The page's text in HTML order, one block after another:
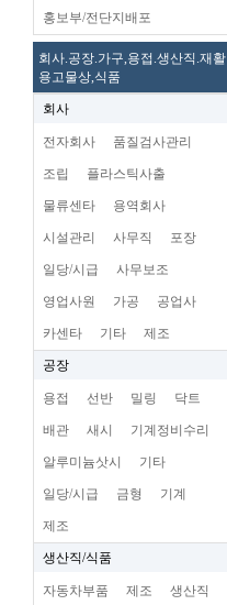
홍보부/전단지배포
회사.공장.가구,용접.생산직.재활
용고물상,식품
회사
전자회사 품질검사관리
조립 플라스틱사출
물류센타 용역회사
시설관리 사무직 포장
일당/시급 사무보조
영업사원 가공 공업사
카센타 기타 제조
공장
용접 선반 밀링 닥트
배관 새시 기계정비수리
알루미늄삿시 기타
일당/시급 금형 기계
제조
생산직/식품
자동차부품 제조 생산직